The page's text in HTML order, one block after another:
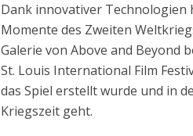
Dank innovativer Technologien
Momente des Zweiten
Galerie von Above and Beyond
St. Louis International Film
das Spiel erstellt wurde und in
Kriegszeit geht.